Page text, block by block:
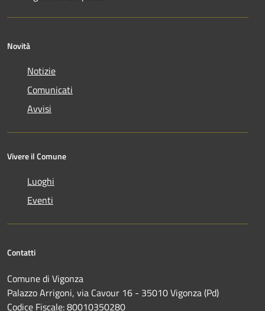
Novità
Notizie
Comunicati
Avvisi
Vivere il Comune
Luoghi
Eventi
Contatti
Comune di Vigonza
Palazzo Arrigoni, via Cavour 16 - 35010 Vigonza (Pd)
Codice Fiscale: 80010350280